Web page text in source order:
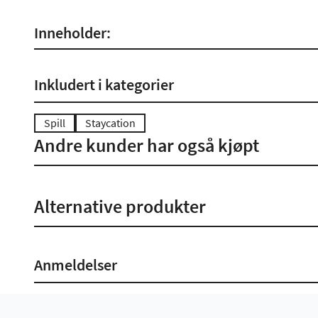
Inneholder:
Inkludert i kategorier
Spill Staycation
Andre kunder har også kjøpt
Alternative produkter
Anmeldelser